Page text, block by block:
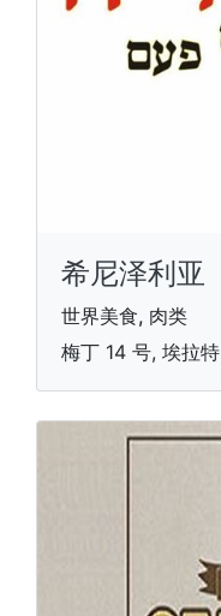
希尼泽利亚
世界美食, 肉类
梅丁 14 号, 埃拉特